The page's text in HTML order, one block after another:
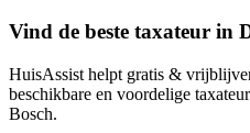
Vind de beste taxateur in
HuisAssist helpt gratis &
beschikbare en voordelige
Bosch.